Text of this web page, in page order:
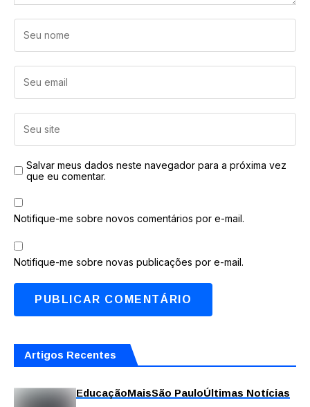
Salvar meus dados neste navegador para a próxima vez
que eu comentar.
Notifique-me sobre novos comentários por e-mail.
Notifique-me sobre novas publicações por e-mail.
Artigos Recentes
EducaçãoMaisSão PauloÚltimas Notícias